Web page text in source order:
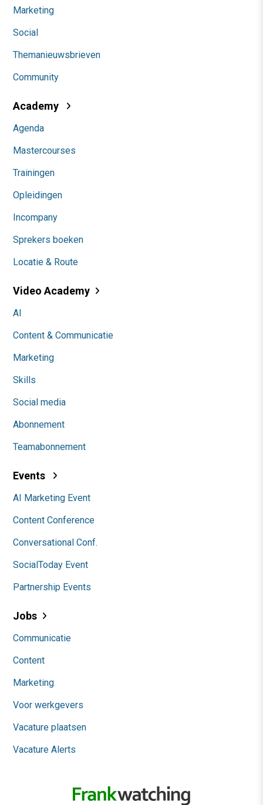
Marketing
Social
Themanieuwsbrieven
Community
Academy
Agenda
Mastercourses
Trainingen
Opleidingen
Incompany
Sprekers boeken
Locatie & Route
Video Academy
AI
Content & Communicatie
Marketing
Skills
Social media
Abonnement
Teamabonnement
Events
AI Marketing Event
Content Conference
Conversational Conf.
SocialToday Event
Partnership Events
Jobs
Communicatie
Content
Marketing
Voor werkgevers
Vacature plaatsen
Vacature Alerts